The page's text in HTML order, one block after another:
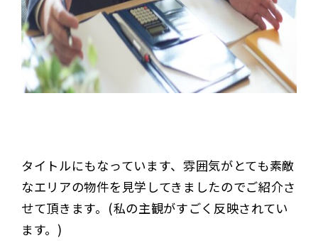
タイトルにもなっています、雰囲気がとても素敵
なエリアの物件を見学してきましたのでご紹介さ
せて頂きます。(私の主観がすごく反映されてい
ます。)